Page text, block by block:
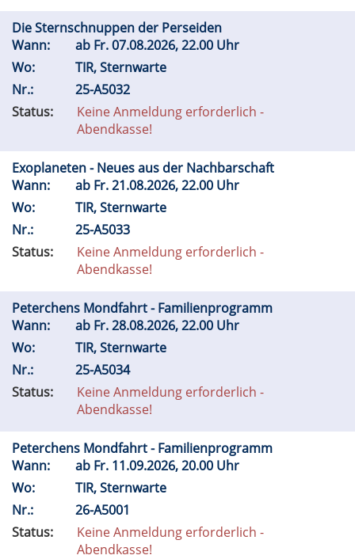
Die Sternschnuppen der Perseiden
Wann:
ab Fr.07.08.2026, 22.00 Uhr
Wo:
TIR, Sternwarte
Nr.:
25-A5032
Status:
Keine Anmeldung erforderlich -
Abendkasse!
Exoplaneten - Neues aus der Nachbarschaft
Wann:
ab Fr.21.08.2026, 22.00 Uhr
Wo:
TIR, Sternwarte
Nr.:
25-A5033
Status:
Keine Anmeldung erforderlich -
Abendkasse!
Peterchens Mondfahrt - Familienprogramm
Wann:
ab Fr.28.08.2026, 22.00 Uhr
Wo:
TIR, Sternwarte
Nr.:
25-A5034
Status:
Keine Anmeldung erforderlich -
Abendkasse!
Peterchens Mondfahrt - Familienprogramm
Wann:
ab Fr. 11.09.2026, 20.00 Uhr
Wo:
TIR, Sternwarte
Nr.:
26-A5001
Status:
Keine Anmeldung erforderlich -
Abendkasse!